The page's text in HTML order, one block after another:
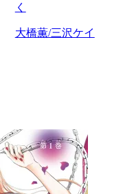
く
大橋薫/三沢ケイ